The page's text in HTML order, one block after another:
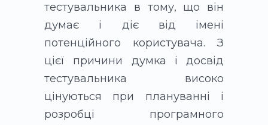
тестувальника в тому, що він
думає і діє від імені
потенційного користувача. З
цієї причини думка і досвід
тестувальника високо
цінуються при плануванні і
розробці програмного